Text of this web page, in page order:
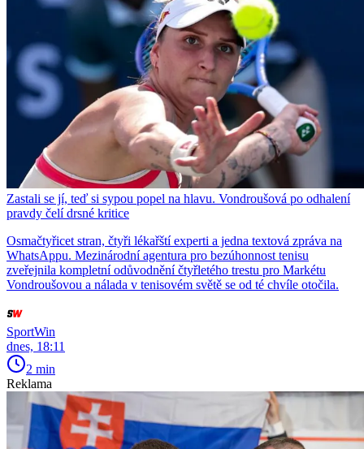
Zastali se jí, teď si sypou popel na hlavu. Vondroušová po odhalení
pravdy čelí drsné kritice
Osmačtyřicet stran, čtyři lékařští experti a jedna textová zpráva na
WhatsAppu. Mezinárodní agentura pro bezúhonnost tenisu
zveřejnila kompletní odůvodnění čtyřletého trestu pro Markétu
Vondroušovou a nálada v tenisovém světě se od té chvíle otočila.
SportWin
dnes, 18:11
2 min
Reklama